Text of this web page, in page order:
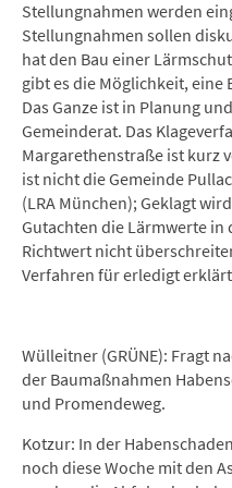
Stellungnahmen werden
Stellungnahmen sollen
hat den Bau einer
gibt es die Möglichkeit,
Das Ganze ist in Planung
Gemeinderat. Das
Margarethenstraße ist kurz
ist nicht die Gemeinde
(LRA München); Geklagt
Gutachten die Lärmwerte
Richtwert nicht
Verfahren für erledigt
Wülleitner (GRÜNE): Fragt
der Baumaßnahmen
und Promendeweg.
Kotzur: In der
noch diese Woche mit den